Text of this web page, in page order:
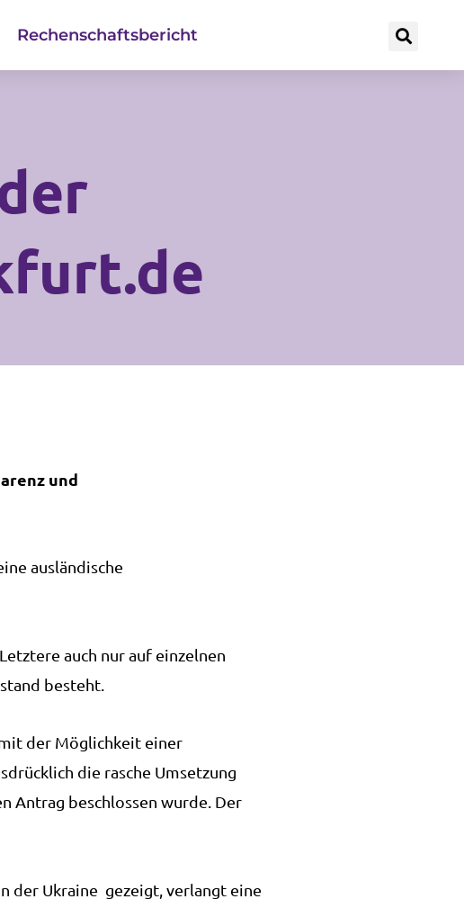
Rechenschaftsbericht
und
ausländische
auch nur auf einzelnen
besteht.
der Möglichkeit einer
die rasche Umsetzung
Antrag beschlossen wurde. Der
der Ukraine gezeigt, verlangt eine